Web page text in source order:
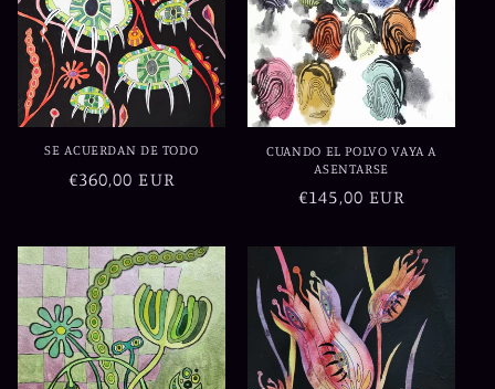
SE ACUERDAN DE TODO
Precio
€360,00 EUR
CUANDO EL POLVO VAYA A
ASENTARSE
Precio
€145,00 EUR